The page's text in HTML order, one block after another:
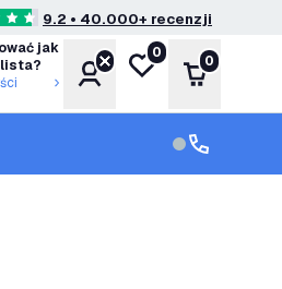
oceny
9.2 • 40.000+ recenzji
jak
KontoMoja lista życzeń
0
Koszyk
0
Obsługa
Obsługa